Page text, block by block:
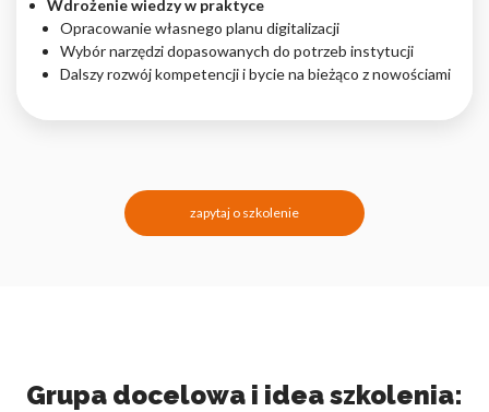
Wdrożenie wiedzy w praktyce
Opracowanie własnego planu digitalizacji
Wybór narzędzi dopasowanych do potrzeb instytucji
Dalszy rozwój kompetencji i bycie na bieżąco z nowościami
zapytaj o szkolenie
Grupa docelowa i idea szkolenia: